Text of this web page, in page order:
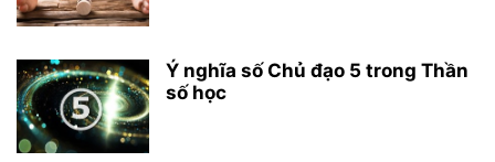
Ý nghĩa số Chủ đạo 5 trong Thần
số học